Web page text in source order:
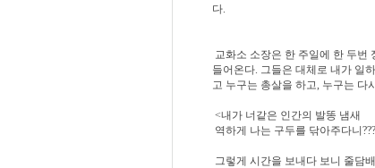
다.
교화소 소장은 한 주일에 한 두번
들어온다. 그들은 대체로 내가 일
고 누구는 총살을 하고, 누구는 다
<내가 너같은 인간의 발똥 냄새
역하게 나는 구두를 닦아주다니
그렇게 시간을 보내다 보니 줄담